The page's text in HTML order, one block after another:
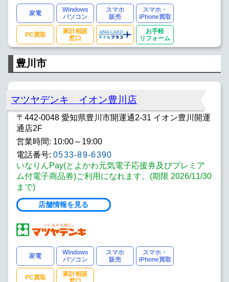
家電
Windows
パソコン
スマホ
販売
スマホ・
iPhone買取
PC買取
家計相談
窓口
お手軽
リフォーム
豊川市
マツヤデンキ イオン豊川店
〒442-0048 愛知県豊川市開運通2‐31 イオン豊川開運
通店2F
営業時間: 10:00～19:00
電話番号: 0533-89-6390
いなりんPay(とよかわ元気電子応援券及びプレミア
ム付電子商品券)ご利用になれます。(期限 2026/11/30
まで)
店舗情報を見る
家電
Windows
パソコン
スマホ
販売
スマホ・
iPhone買取
PC買取
家計相談